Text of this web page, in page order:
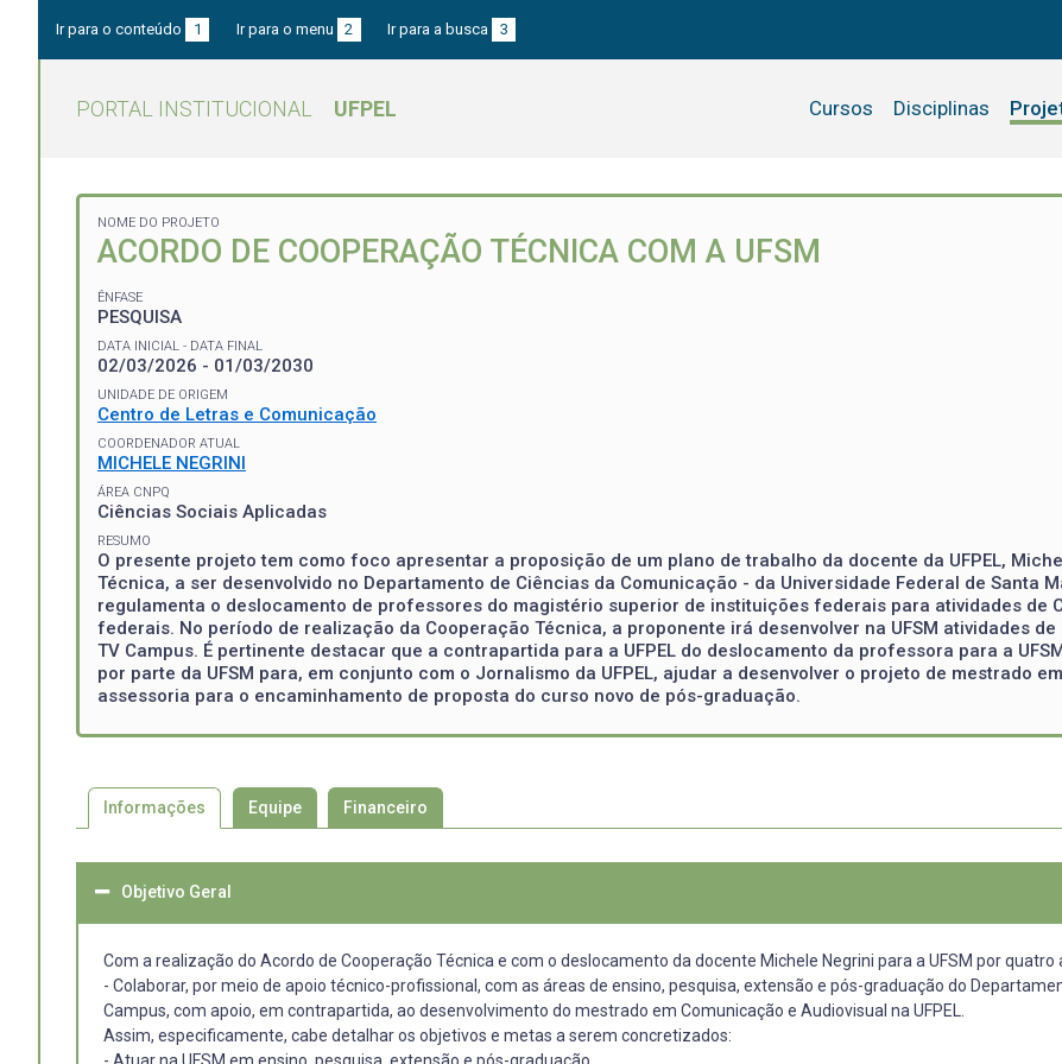
Ir para o conteúdo 1 Ir para o menu 2 Ir para a busca 3
PORTAL INSTITUCIONAL UFPEL Cursos Disciplinas
NOME DO PROJETO
ACORDO DE COOPERAÇÃO TÉCNICA COM A UFSM
ÊNFASE
PESQUISA
DATA INICIAL - DATA FINAL
02/03/2026 - 01/03/2030
UNIDADE DE ORIGEM
Centro de Letras e Comunicação
COORDENADOR ATUAL
MICHELE NEGRINI
ÁREA CNPQ
Ciências Sociais Aplicadas
RESUMO
O presente projeto tem como foco apresentar a proposição de um plano de trabalho da docente da UFPEL,
Técnica, a ser desenvolvido no Departamento de Ciências da Comunicação - da Universidade Federal de Santa
regulamenta o deslocamento de professores do magistério superior de instituições federais para atividades de
federais. No período de realização da Cooperação Técnica, a proponente irá desenvolver na UFSM atividades
TV Campus. É pertinente destacar que a contrapartida para a UFPEL do deslocamento da professora para a
por parte da UFSM para, em conjunto com o Jornalismo da UFPEL, ajudar a desenvolver o projeto de mestrado
assessoria para o encaminhamento de proposta do curso novo de pós-graduação.
Informações Equipe Financeiro
Objetivo Geral
Com a realização do Acordo de Cooperação Técnica e com o deslocamento da docente Michele Negrini para a UFSM por
- Colaborar, por meio de apoio técnico-profissional, com as áreas de ensino, pesquisa, extensão e pós-graduação do
Campus, com apoio, em contrapartida, ao desenvolvimento do mestrado em Comunicação e Audiovisual na UFPEL.
Assim, especificamente, cabe detalhar os objetivos e metas a serem concretizados: